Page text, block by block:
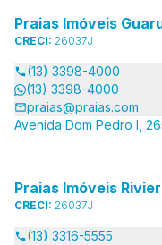
Praias Imóveis
CRECI: 26037J
(13) 3398-4000
(13) 3398-4000
praias@praias.com
Avenida Dom Pedro I,
Praias Imóveis
CRECI: 26037J
(13) 3316-5555